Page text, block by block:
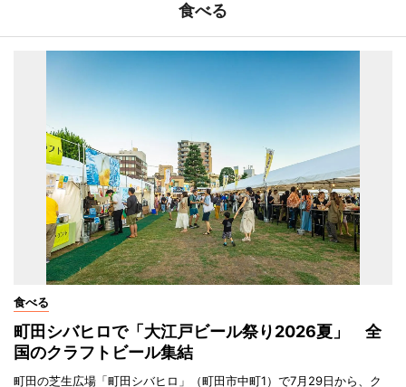
食べる
食べる
町田シバヒロで「大江戸ビール祭り2026夏」 全
国のクラフトビール集結
町田の芝生広場「町田シバヒロ」（町田市中町1）で7月29日から、ク